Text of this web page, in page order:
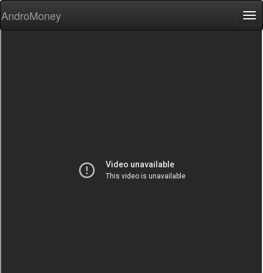
AndroMoney